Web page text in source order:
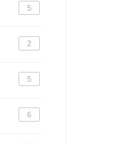
5
2
5
6